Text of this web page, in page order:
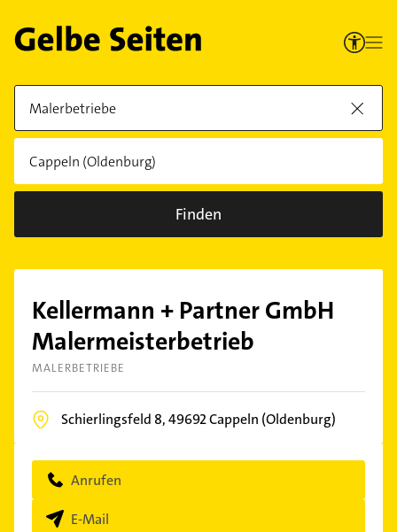
Finden
Kellermann + Partner GmbH
Malermeisterbetrieb
MALERBETRIEBE
Schierlingsfeld 8,49692Cappeln (Oldenburg)
Anrufen
E-Mail